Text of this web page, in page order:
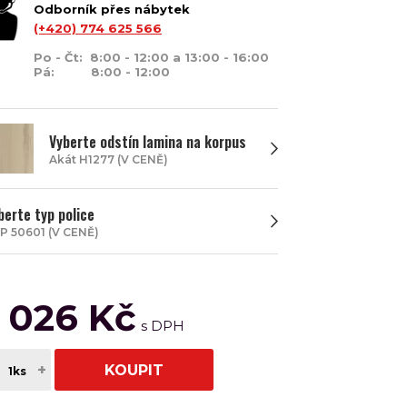
Odborník přes nábytek
(+420) 774 625 566
Po - Čt: 8:00 - 12:00 a 13:00 - 16:00
Pá: 8:00 - 12:00
Vyberte odstín lamina na korpus
Akát H1277 (V CENĚ)
typ police
50601 (V CENĚ)
026 Kč
+ KOUPIT